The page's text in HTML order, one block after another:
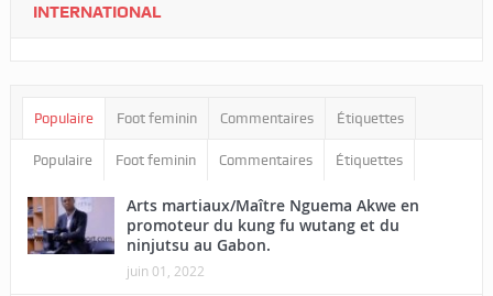
INTERNATIONAL
Populaire Foot feminin Commentaires Étiquettes
Populaire Foot feminin Commentaires Étiquettes
Arts martiaux/Maître Nguema Akwe en
promoteur du kung fu wutang et du
ninjutsu au Gabon.
juin 01, 2022